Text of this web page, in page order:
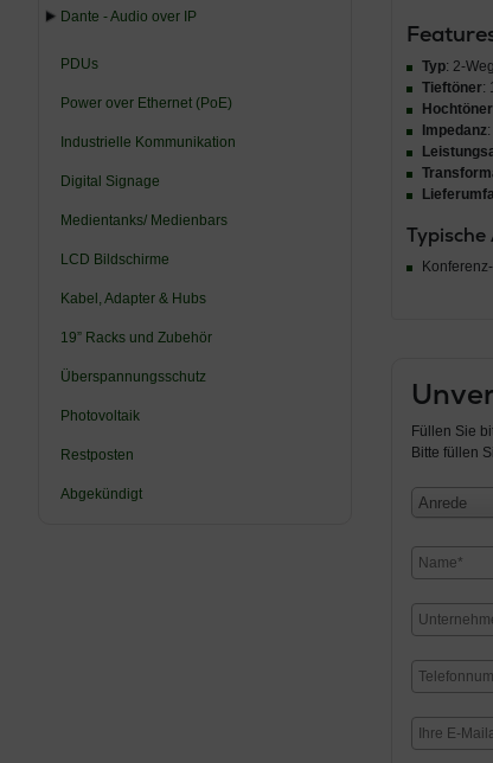
Dante - Audio over IP
PDUs
Power over Ethernet (PoE)
Industrielle Kommunikation
Digital Signage
Medientanks/ Medienbars
LCD Bildschirme
Kabel, Adapter & Hubs
19” Racks und Zubehör
Überspannungsschutz
Photovoltaik
Restposten
Abgekündigt
Typ: 2-
Tieftöner:
Hochtöner
Impedanz
Füllen Sie
Bitte füllen
Anrede